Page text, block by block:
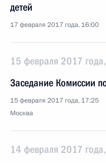
детей
17 февраля 2017 года, 16:00
15 февраля 2017
Заседание Комиссии
15 февраля 2017 года, 17:25
Москва
14 февраля 2017